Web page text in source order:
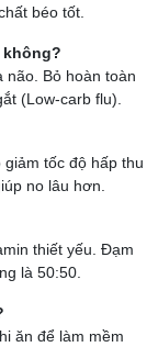
béo tốt.
không?
não. Bỏ hoàn toàn
(Low-carb flu).
tốc độ hấp thu
no lâu hơn.
thiết yếu. Đạm
là 50:50.
ăn để làm mềm